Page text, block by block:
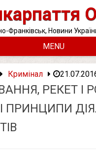
Франківськ, Новини
MENU
Кримінал
РЕКЕТ І
ПРИНЦИПИ